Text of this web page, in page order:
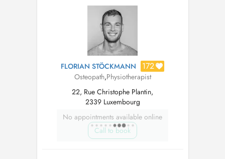
Ostéopathie Crânienne Prise en charge de
l'adulte, du nourrisson, de la femme enceint...
FLORIAN STÖCKMANN 172
Osteopath,Physiotherapist
22, Rue Christophe Plantin,
2339 Luxembourg
No appointments available online
Call to book